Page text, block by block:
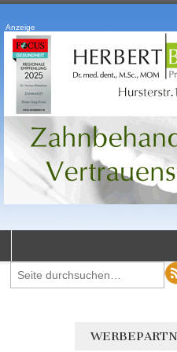
Anzeige